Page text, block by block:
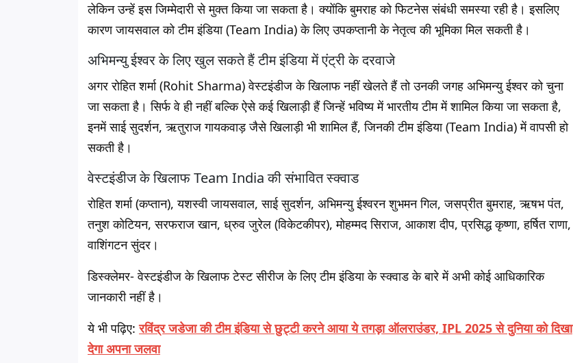
लेकिन उन्हें इस जिम्मेदारी से मुक्त किया जा सकता है। क्योंकि बुमराह को फिटनेस संबंधी समस्या रही है। इसलिए
कारण जायसवाल को टीम इंडिया (Team India) के लिए उपकप्तानी के नेतृत्व की भूमिका मिल सकती है।
अभिमन्यु ईश्वर के लिए खुल सकते हैं टीम इंडिया में एंट्री के दरवाजे
अगर रोहित शर्मा (Rohit Sharma) वेस्टइंडीज के खिलाफ नहीं खेलते हैं तो उनकी जगह अभिमन्यु ईश्वर को चुना
जा सकता है। सिर्फ वे ही नहीं बल्कि ऐसे कई खिलाड़ी हैं जिन्हें भविष्य में भारतीय टीम में शामिल किया जा सकता है,
इनमें साई सुदर्शन, ऋतुराज गायकवाड़ जैसे खिलाड़ी भी शामिल हैं, जिनकी टीम इंडिया (Team India) में वापसी हो
सकती है।
वेस्टइंडीज के खिलाफ Team India की संभावित स्क्वाड
रोहित शर्मा (कप्तान), यशस्वी जायसवाल, साई सुदर्शन, अभिमन्यु ईश्वरन शुभमन गिल, जसप्रीत बुमराह, ऋषभ पंत,
तनुश कोटियन, सरफराज खान, ध्रुव जुरेल (विकेटकीपर), मोहम्मद सिराज, आकाश दीप, प्रसिद्ध कृष्णा, हर्षित राणा,
वाशिंगटन सुंदर।
डिस्क्लेमर- वेस्टइंडीज के खिलाफ टेस्ट सीरीज के लिए टीम इंडिया के स्क्वाड के बारे में अभी कोई आधिकारिक
जानकारी नहीं है।
ये भी पढ़िए:रविंद्र जडेजा की टीम इंडिया से छुट्टी करने आया ये तगड़ा ऑलराउंडर, IPL 2025 से दुनिया को दिखा
देगा अपना जलवा